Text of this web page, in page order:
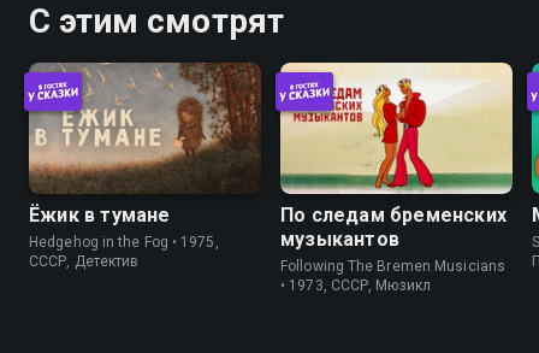
С этим смотрят
Ёжик в тумане
Hedgehog in the Fog • 1975,
СССР, Детектив
По следам бременских
музыкантов
Following The Bremen Musicians
• 1973, СССР, Мюзикл